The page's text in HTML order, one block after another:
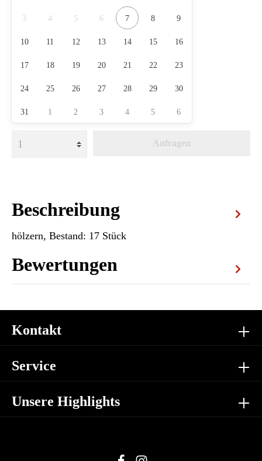
3 4 5 6 7 8 9
10 11 12 13 14 15 16
17 18 19 20 21 22 23
24 25 26 27 28 29 30
31 1 2 3 4 5 6
Anfragen
Beschreibung
hölzern, Bestand: 17 Stück
Bewertungen
Unsere Highlights
Kontakt
Service